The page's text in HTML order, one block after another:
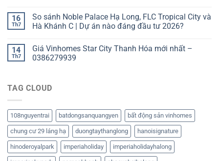
16
Th7
So sánh Noble Palace Hạ Long, FLC Tropical City và
Hà Khánh C | Dự án nào đáng đầu tư 2026?
14
Th7
Giá Vinhomes Star City Thanh Hóa mới nhất –
0386279939
TAG CLOUD
108nguyentrai batdongsanquangyen bất động sản vinhomes
chung cư 29 láng hạ duongtaythanglong hanoisignature
hinoderoyalpark imperiaholiday imperiaholidayhalong